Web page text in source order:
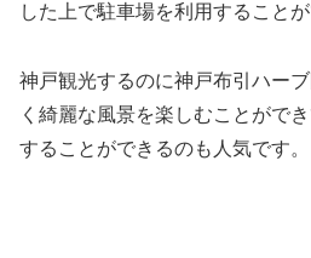
した上で駐車場を利用することが
神戸観光するのに神戸布引ハー
く綺麗な風景を楽しむことがで
することができるのも人気です。